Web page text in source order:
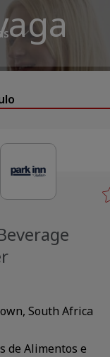
South Africa
de Alimentos e